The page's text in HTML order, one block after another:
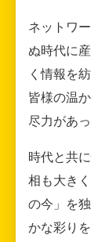
ネットワ
ぬ時代に
く情報を
皆様の温
尽力があ
時代と共
相も大き
の今」を
かな彩り